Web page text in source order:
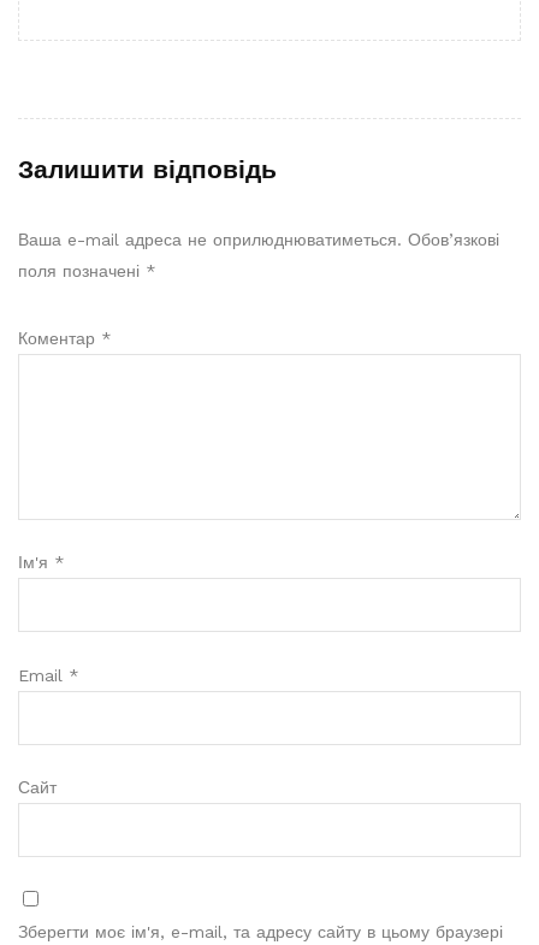
Залишити відповідь
Ваша e-mail адреса не оприлюднюватиметься. Обов’язкові
поля позначені *
Коментар *
Ім'я *
Email *
Сайт
Зберегти моє ім'я, e-mail, та адресу сайту в цьому браузері